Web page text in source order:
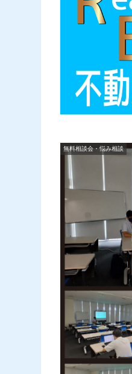
無料相談会・悩み相談